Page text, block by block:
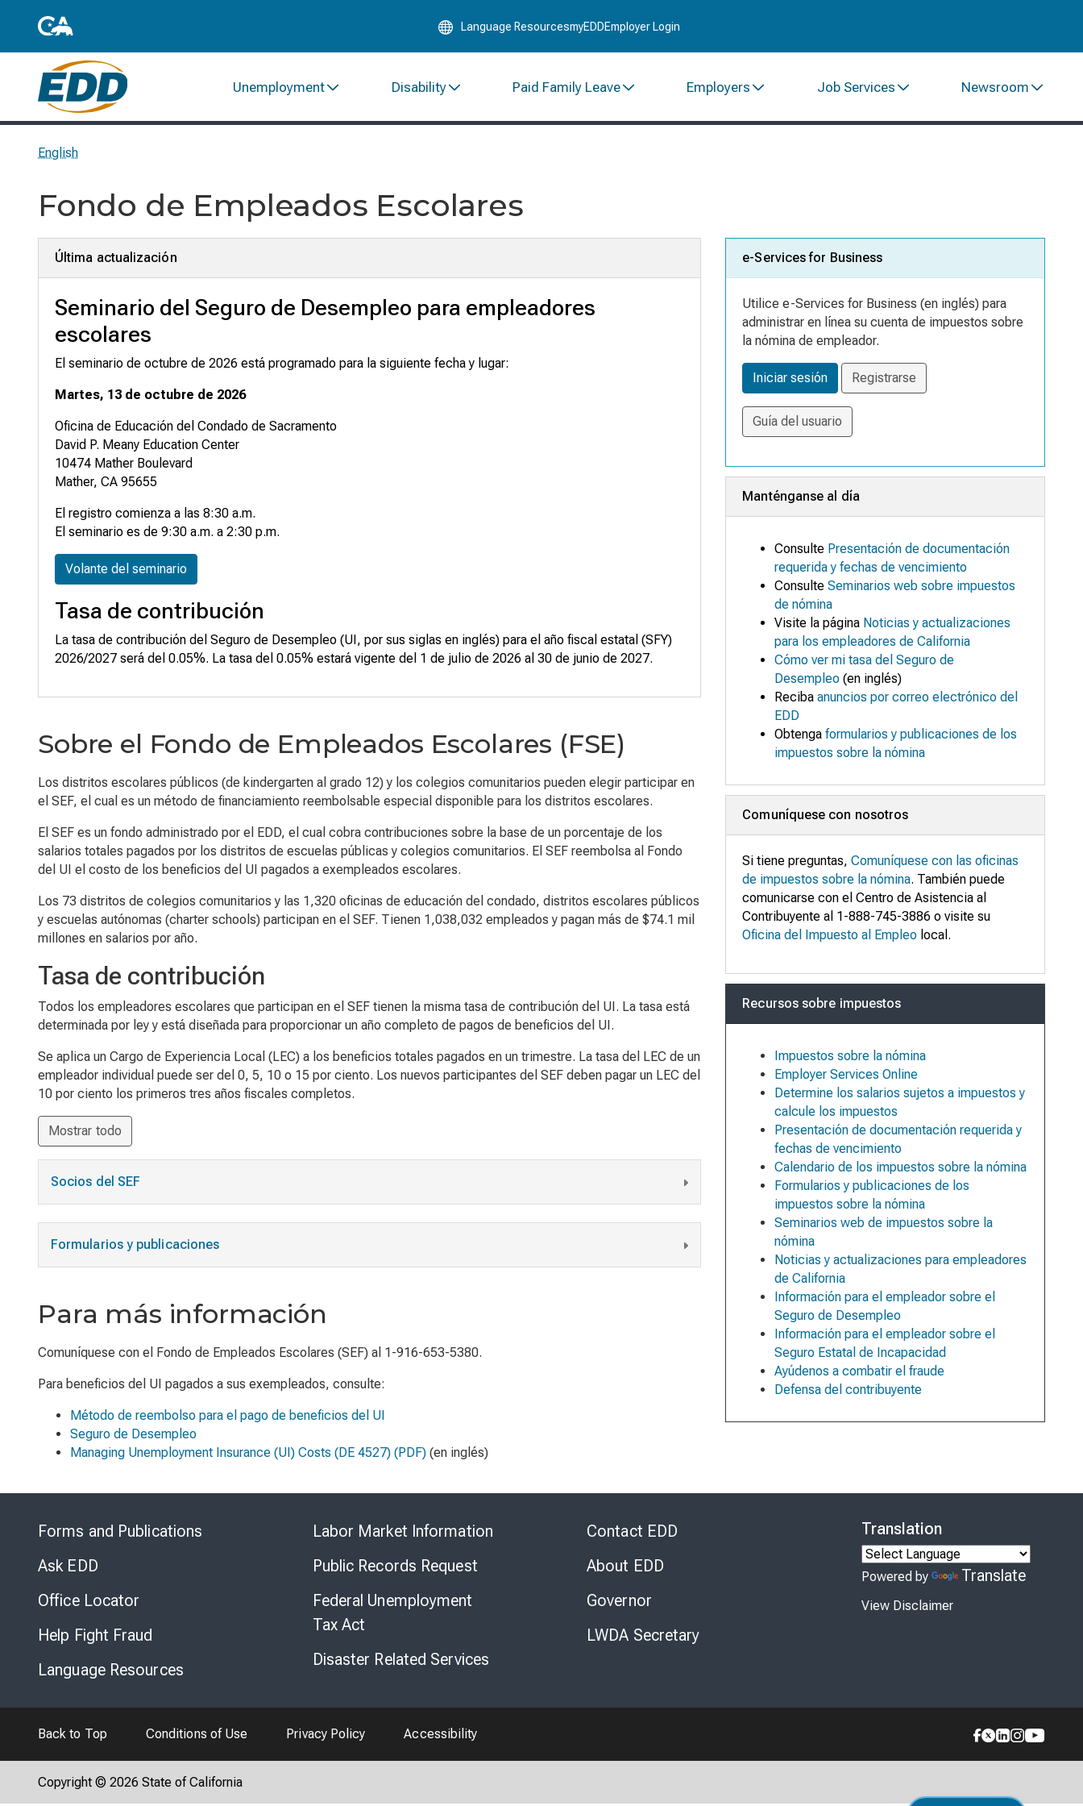
to
Language ResourcesmyEDDEmployer Login
Unemployment Disability Paid Family Leave Employers Job Services Newsroom
English
Fondo de Empleados Escolares
Última actualización
Seminario del Seguro de Desempleo para empleadores
escolares
El seminario de octubre de 2026 está programado para la siguiente fecha y lugar:
Martes, 13 de octubre de 2026
Oficina de Educación del Condado de Sacramento
David P. Meany Education Center
10474 Mather Boulevard
Mather, CA 95655
El registro comienza a las 8:30 a.m.
El seminario es de 9:30 a.m. a 2:30 p.m.
Volante del seminario
Tasa de contribución
La tasa de contribución del Seguro de Desempleo (UI, por sus siglas en inglés) para el año fiscal estatal (SFY)
2026/2027 será del 0.05%. La tasa del 0.05% estará vigente del 1 de julio de 2026 al 30 de junio de 2027.
Sobre el Fondo de Empleados Escolares (FSE)
Los distritos escolares públicos (de kindergarten al grado 12) y los colegios comunitarios pueden elegir participar en
el SEF, el cual es un método de financiamiento reembolsable especial disponible para los distritos escolares.
El SEF es un fondo administrado por el EDD, el cual cobra contribuciones sobre la base de un porcentaje de los
salarios totales pagados por los distritos de escuelas públicas y colegios comunitarios. El SEF reembolsa al Fondo
del UI el costo de los beneficios del UI pagados a exempleados escolares.
Los 73 distritos de colegios comunitarios y las 1,320 oficinas de educación del condado, distritos escolares públicos
y escuelas autónomas (charter schools) participan en el SEF. Tienen 1,038,032 empleados y pagan más de $74.1 mil
millones en salarios por año.
Tasa de contribución
Todos los empleadores escolares que participan en el SEF tienen la misma tasa de contribución del UI. La tasa está
determinada por ley y está diseñada para proporcionar un año completo de pagos de beneficios del UI.
Se aplica un Cargo de Experiencia Local (LEC) a los beneficios totales pagados en un trimestre. La tasa del LEC de un
empleador individual puede ser del 0, 5, 10 o 15 por ciento. Los nuevos participantes del SEF deben pagar un LEC del
10 por ciento los primeros tres años fiscales completos.
Mostrar todo
Socios del SEF
Formularios y publicaciones
Para más información
Comuníquese con el Fondo de Empleados Escolares (SEF) al 1-916-653-5380.
Para beneficios del UI pagados a sus exempleados, consulte:
Método de reembolso para el pago de beneficios del UI
Seguro de Desempleo
Managing Unemployment Insurance (UI) Costs (DE 4527) (PDF) (en inglés)
e-Services for Business
Utilice e-Services for Business (en inglés) para
administrar en línea su cuenta de impuestos sobre
la nómina de empleador.
Iniciar sesión Registrarse
Guía del usuario
Manténganse al día
Consulte Presentación de documentación
requerida y fechas de vencimiento
ConsulteSeminarios web sobre impuestos
de nómina
Visite la página Noticias y actualizaciones
para los empleadores de California
Cómo ver mi tasa del Seguro de
Desempleo (en inglés)
Recibaanuncios por correo electrónico del
EDD
Obtengaformularios y publicaciones de los
impuestos sobre la nómina
Comuníquese con nosotros
Si tiene preguntas,Comuníquese con las oficinas
de impuestos sobre la nómina. También puede
comunicarse con el Centro de Asistencia al
Contribuyente al 1-888-745-3886 o visite su
Oficina del Impuesto al Empleo local.
Recursos sobre impuestos
Impuestos sobre la nómina
Employer Services Online
Determine los salarios sujetos a impuestos y
calcule los impuestos
Presentación de documentación requerida y
fechas de vencimiento
Calendario de los impuestos sobre la nómina
Formularios y publicaciones de los
impuestos sobre la nómina
Seminarios web de impuestos sobre la
nómina
Noticias y actualizaciones para empleadores
de California
Información para el empleador sobre el
Seguro de Desempleo
Información para el empleador sobre el
Seguro Estatal de Incapacidad
Ayúdenos a combatir el fraude
Defensa del contribuyente
Forms and Publications
Ask EDD
Office Locator
Help Fight Fraud
Language Resources
Labor Market Information
Public Records Request
Federal Unemployment
Tax Act
Disaster Related Services
Contact EDD
About EDD
Governor
LWDA Secretary
Translation
Powered by Translate
View Disclaimer
Back to Top Conditions of Use Privacy Policy Accessibility
Copyright © 2026 State of California